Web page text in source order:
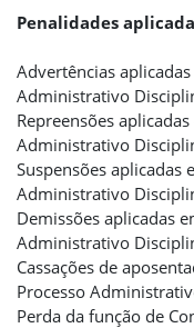
Penalidades
Advertências
Administrativo
Repreensões
Administrativo
Suspensões aplicadas
Administrativo
Demissões aplicadas
Administrativo
Cassações de
Processo
Perda da função de